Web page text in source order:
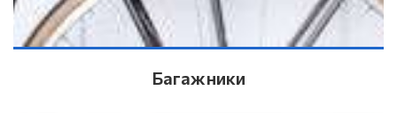
Багажники